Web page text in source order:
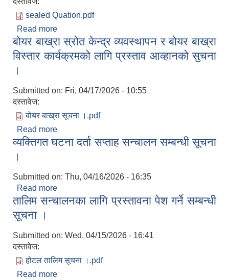
sealed Quation.pdf
Read more
बोयर बाख्रा स्रोत केन्द्र व्यवस्थापन र बोयर बाख्रा
विस्तार कार्यक्रमको लागि प्रस्ताव आव्हानको सुचना
।
Submitted on: Fri, 04/17/2026 - 10:55
दस्तावेज:
बोयर बाख्रा सूचना ।.pdf
Read more
विस्तार कार्यक्रमको लागि प्रस्ताव आव्हानको सुचना ।
व्यक्तिगत घटना दर्ता सप्ताह सन्चालन सम्बन्धी सूचना
।
Submitted on: Thu, 04/16/2026 - 16:35
Read more
।
तालिम सन्चालनका लागि प्रस्तावना पेश गर्ने सम्बन्धी
सूचना ।
Submitted on: Wed, 04/15/2026 - 16:41
दस्तावेज:
होटल तालिम सूचना ।.pdf
Read more